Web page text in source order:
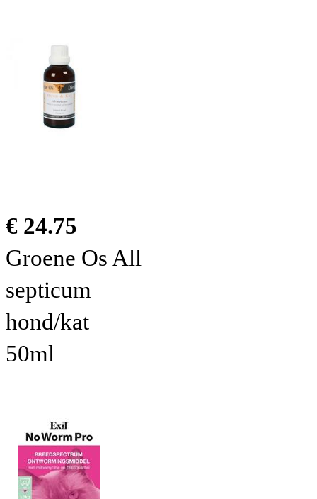
€ 24.75
Groene Os All
septicum
hond/kat
50ml